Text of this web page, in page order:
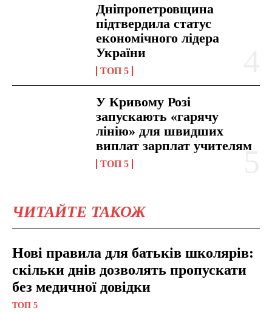
Дніпропетровщина
підтвердила статус
економічного лідера
України
ТОП 5
У Кривому Розі
запускають «гарячу
лінію» для швидших
виплат зарплат учителям
ТОП 5
ЧИТАЙТЕ ТАКОЖ
Нові правила для батьків школярів:
скільки днів дозволять пропускати
без медичної довідки
ТОП 5